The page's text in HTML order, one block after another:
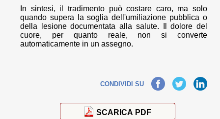
In sintesi, il tradimento può costare caro, ma solo
quando supera la soglia dell'umiliazione pubblica o
della lesione documentata alla salute. Il dolore del
cuore, per quanto reale, non si converte
automaticamente in un assegno.
CONDIVIDI SUFacebook TwitterLinkedIn
SCARICA PDF